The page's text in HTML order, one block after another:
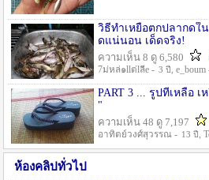
วิธีทำเหยื่อตกปลากดใ
ดแน่นอน เด็ดจริง!
ความเห็น 8 ดู 6,580
7ม่หล่๑llต่lลีe - 3 ปี , e_boum
PART 3 ... รูปที่เหลือ
"
ความเห็น 48 ดู 7,197
อาทิตย์วงศ์สุวรรณ - 13 ปี ,
ห้องคลิปทั่วไป